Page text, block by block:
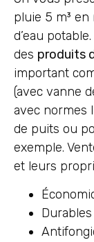
pluie 5 m³
d’eau
des produits
important
(avec vanne
avec normes
de puits ou
exemple.
et leurs
Durables